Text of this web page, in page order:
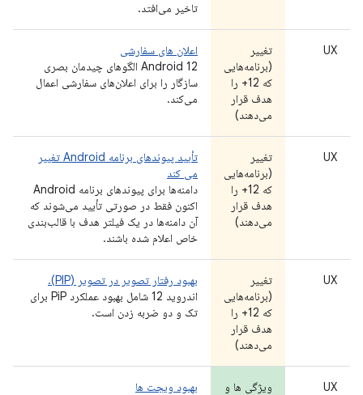
تاخیر می‌افتد.
UX
تغییر
(برنامه‌هایی
که 12+ را
هدف قرار
می‌دهند)
اعلان های سفارشی
Android 12 الگوهای چیدمان بصری
سازگار را برای اعلان‌های سفارشی اعمال
می‌کند.
UX
تغییر
(برنامه‌هایی
که 12+ را
هدف قرار
می‌دهند)
تأیید پیوندهای برنامه Android تغییر
می کند
دامنه‌ها برای پیوندهای برنامه Android
اکنون فقط در صورتی تأیید می‌شوند که
آن دامنه‌ها در یک فیلتر هدف با قالب‌بندی
خاص اعلام شده باشند.
UX
تغییر
(برنامه‌هایی
که 12+ را
هدف قرار
می‌دهند)
بهبود رفتار تصویر در تصویر (PIP).
اندروید 12 شامل بهبود عملکرد PiP برای
تک و دو ضربه زدن است.
UX
ویژگی ها و
بهبود ویجت ها